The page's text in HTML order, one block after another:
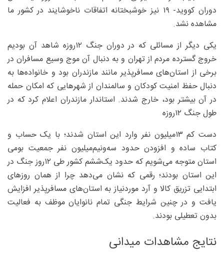
دوران کووید- ۱۹ نیز خوشبختانه اتفاقات ناخوشایند در کشور ما
مشاهده نشد.
یکی دیگر از مسائلی که در دوران جنگ ۱۲روزه شاهد آن بودیم
خروج گسترده مردم از تهران و به دنبال آن موج وسیع مسافران در
برخی از استان‌های مسافر‌پذیر مانند مازندران بود و خانواده‌ها به
دنبال حفظ امنیت کودکان و سالمندان از شهر‌هایی که امکان حمله
در آن بیشتر بود، خارج شدند. استاندار مازندران اعلام کرد که در
طول جنگ ۱۲روزه
دست کم ۱۳‌میلیون نفر وارد این استان شدند؛ با یک حساب و
کتاب ساده و افزودن حدود سه‌ونیم‌میلیون نفر جمعیت بومی
استان متوجه می‌شویم که حدود یک‌ششم کشور طی ۱۲روز جنگ در
این استان بودند؛ رقمی که نشان می‌دهد چرا از همان روزهای
ابتدایی تزریق کالا و آرد موردنیاز به استان‌های مسافرپذیر افزایش
یافت و در چنین شرایط جنگی تمام نانوایان موظف به فعالیت
بدون تعطیلی بودند.
نتایج مشاهدات میدانی